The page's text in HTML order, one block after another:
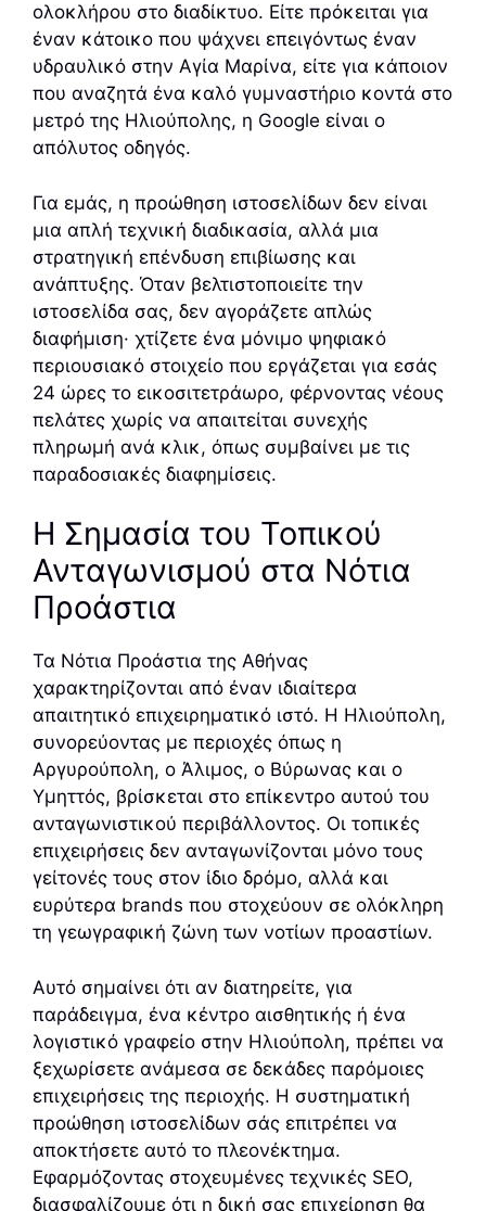
ολοκλήρου στο διαδίκτυο. Είτε πρόκειται για
έναν κάτοικο που ψάχνει επειγόντως έναν
υδραυλικό στην Αγία Μαρίνα, είτε για κάποιον
που αναζητά ένα καλό γυμναστήριο κοντά στο
μετρό της Ηλιούπολης, η Google είναι ο
απόλυτος οδηγός.
Για εμάς, η προώθηση ιστοσελίδων δεν είναι
μια απλή τεχνική διαδικασία, αλλά μια
στρατηγική επένδυση επιβίωσης και
ανάπτυξης. Όταν βελτιστοποιείτε την
ιστοσελίδα σας, δεν αγοράζετε απλώς
διαφήμιση· χτίζετε ένα μόνιμο ψηφιακό
περιουσιακό στοιχείο που εργάζεται για εσάς
24 ώρες το εικοσιτετράωρο, φέρνοντας νέους
πελάτες χωρίς να απαιτείται συνεχής
πληρωμή ανά κλικ, όπως συμβαίνει με τις
παραδοσιακές διαφημίσεις.
Η Σημασία του Τοπικού
Ανταγωνισμού στα Νότια
Προάστια
Τα Νότια Προάστια της Αθήνας
χαρακτηρίζονται από έναν ιδιαίτερα
απαιτητικό επιχειρηματικό ιστό. Η Ηλιούπολη,
συνορεύοντας με περιοχές όπως η
Αργυρούπολη, ο Άλιμος, ο Βύρωνας και ο
Υμηττός, βρίσκεται στο επίκεντρο αυτού του
ανταγωνιστικού περιβάλλοντος. Οι τοπικές
επιχειρήσεις δεν ανταγωνίζονται μόνο τους
γείτονές τους στον ίδιο δρόμο, αλλά και
ευρύτερα brands που στοχεύουν σε ολόκληρη
τη γεωγραφική ζώνη των νοτίων προαστίων.
Αυτό σημαίνει ότι αν διατηρείτε, για
παράδειγμα, ένα κέντρο αισθητικής ή ένα
λογιστικό γραφείο στην Ηλιούπολη, πρέπει να
ξεχωρίσετε ανάμεσα σε δεκάδες παρόμοιες
επιχειρήσεις της περιοχής. Η συστηματική
προώθηση ιστοσελίδων σάς επιτρέπει να
αποκτήσετε αυτό το πλεονέκτημα.
Εφαρμόζοντας στοχευμένες τεχνικές SEO,
διασφαλίζουμε ότι η δική σας επιχείρηση θα